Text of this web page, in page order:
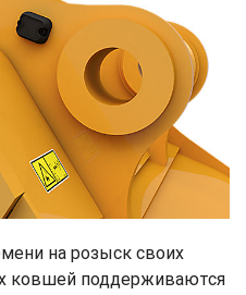
на розыск своих
ковшей поддерживаются